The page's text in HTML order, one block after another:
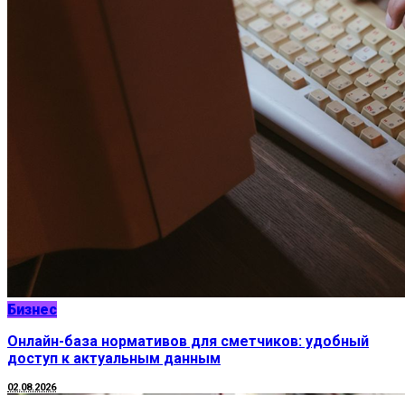
Бизнес
Онлайн-база нормативов для сметчиков: удобный
доступ к актуальным данным
02.08.2026